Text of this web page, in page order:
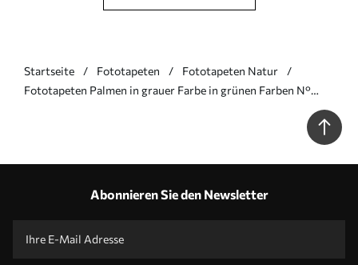
Startseite Fototapeten
Fototapeten Natur
Fototapeten Palmen in grauer Farbe in grünen Farben N°
Abonnieren Sie den Newsletter